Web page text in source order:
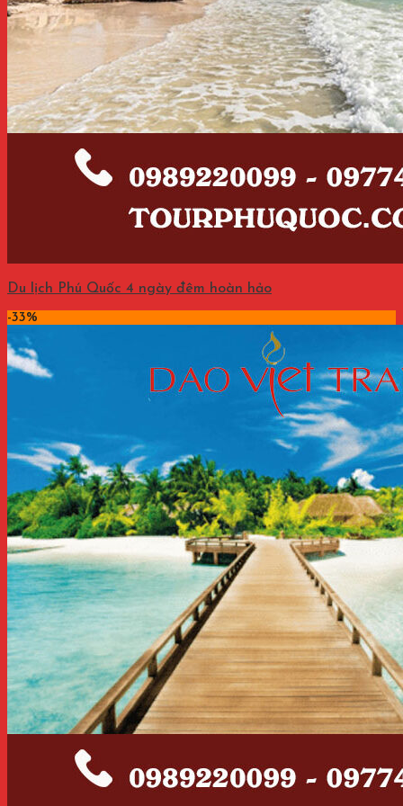
Du lịch Phú Quốc 4 ngày đêm hoàn hảo
-33%